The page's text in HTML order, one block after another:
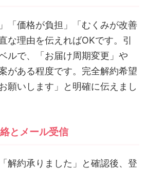
「価格が負担」「むくみが改善
な理由を伝えればOKです。引
ルで、「お届け周期変更」や
がある程度です。完全解約希望
願いします」と明確に伝えまし
とメール受信
解約承りました」と確認後、登